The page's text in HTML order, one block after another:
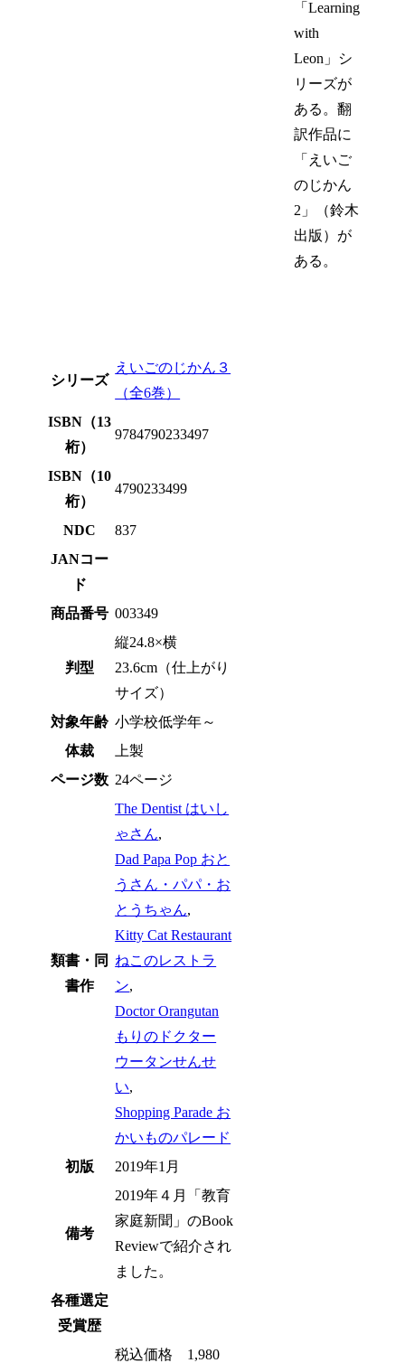
「Learning
with
Leon」シ
リーズが
ある。翻
訳作品に
「えいご
のじかん
2」（鈴木
出版）が
ある。
シリーズ
えいごのじかん３
（全6巻）
ISBN（13
桁）
9784790233497
ISBN（10
桁）
4790233499
NDC
837
JANコー
ド
商品番号 003349
判型
縦24.8×横
23.6cm（仕上がり
サイズ）
対象年齢 小学校低学年～
体裁
上製
ページ数 24ページ
類書・同
書作
The Dentist はいし
ゃさん,
Dad Papa Pop おと
うさん・パパ・お
とうちゃん,
Kitty Cat Restaurant
ねこのレストラ
ン,
Doctor Orangutan
もりのドクター
ウータンせんせ
い,
Shopping Parade お
かいものパレード
初版
2019年1月
備考
2019年４月「教育
家庭新聞」のBook
Reviewで紹介され
ました。
各種選定
受賞歴
税込価格 1,980